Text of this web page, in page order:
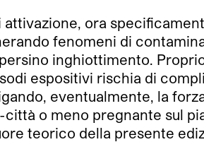
attivazione, ora
fenomeni di
inghiottimento.
espositivi rischia di
eventualmente, la
o meno pregnante sul
teorico della presente